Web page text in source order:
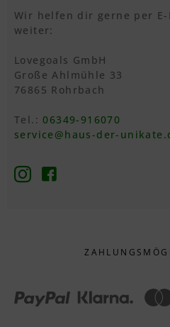
Wir helfen dir gerne per
weiter:
Lovegoals GmbH
Große Ahlmühle 33
76865 Rohrbach
Tel.:06349-916070
service@haus-der-